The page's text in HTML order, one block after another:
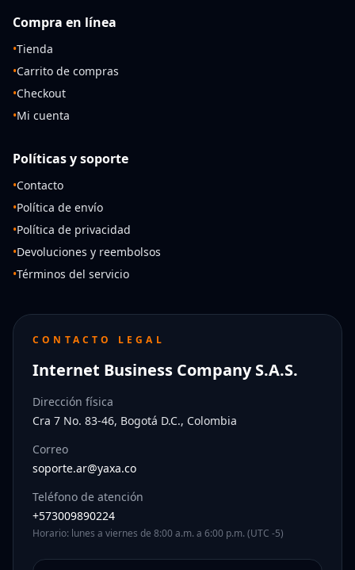
Compra en línea
•Tienda
•Carrito de compras
•Checkout
•Mi cuenta
Políticas y soporte
•Contacto
•Política de envío
•Política de privacidad
•Devoluciones y reembolsos
•Términos del servicio
CONTACTO LEGAL
Internet Business Company S.A.S.
Dirección física
Cra 7 No. 83-46, Bogotá D.C., Colombia
Correo
soporte.ar@yaxa.co
Teléfono de atención
+573009890224
Horario: lunes a viernes de 8:00 a.m. a 6:00 p.m. (UTC -5)